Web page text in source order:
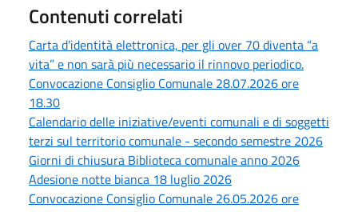
Contenuti correlati
Carta d’identità elettronica, per gli over 70 diventa “a
vita” e non sarà più necessario il rinnovo periodico.
Convocazione Consiglio Comunale 28.07.2026 ore
18.30
Calendario delle iniziative/eventi comunali e di soggetti
terzi sul territorio comunale - secondo semestre 2026
Giorni di chiusura Biblioteca comunale anno 2026
Adesione notte bianca 18 luglio 2026
Convocazione Consiglio Comunale 26.05.2026 ore